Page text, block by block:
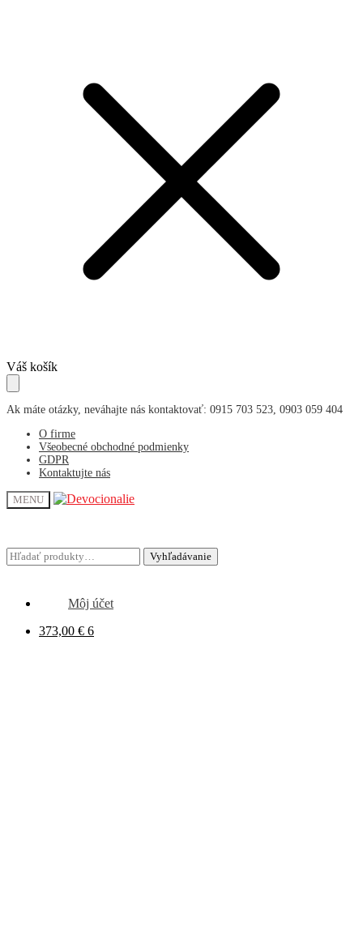
Skip
to
navigation
Skip
to
content
Váš košík
Ak máte otázky, neváhajte nás kontaktovať: 0915 703 523, 0903 059 404
O firme
Všeobecné obchodné podmienky
GDPR
Kontaktujte nás
MENU
Hľadať: Vyhľadávanie
Môj účet
373,00 € 6
Hľadať: Vyhľadávanie